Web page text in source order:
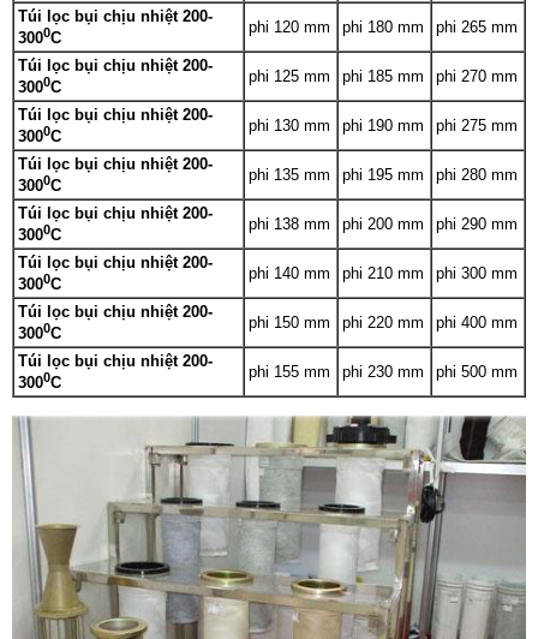
Túi lọc bụi chịu nhiệt 200-
3000C
phi 120 mm phi 180 mm phi 265 mm
Túi lọc bụi chịu nhiệt 200-
3000C
phi 125 mm phi 185 mm phi 270 mm
Túi lọc bụi chịu nhiệt 200-
3000C
phi 130 mm phi 190 mm phi 275 mm
Túi lọc bụi chịu nhiệt 200-
3000C
phi 135 mm phi 195 mm phi 280 mm
Túi lọc bụi chịu nhiệt 200-
3000C
phi 138 mm phi 200 mm phi 290 mm
Túi lọc bụi chịu nhiệt 200-
3000C
phi 140 mm phi 210 mm phi 300 mm
Túi lọc bụi chịu nhiệt 200-
3000C
phi 150 mm phi 220 mm phi 400 mm
Túi lọc bụi chịu nhiệt 200-
3000C
phi 155 mm phi 230 mm phi 500 mm